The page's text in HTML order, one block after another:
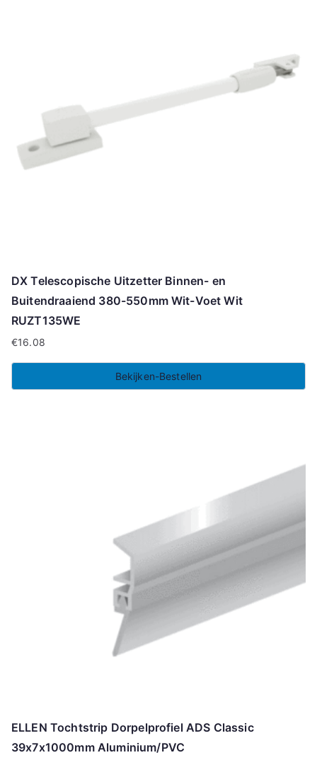
DX Telescopische Uitzetter Binnen- en
Buitendraaiend 380-550mm Wit-Voet Wit
RUZT135WE
€16.08
Bekijken-Bestellen
ELLEN Tochtstrip Dorpelprofiel ADS Classic
39x7x1000mm Aluminium/PVC